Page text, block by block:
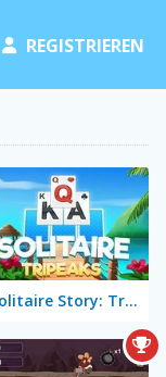
REGISTRIEREN
Solitaire Story: TriPeaks